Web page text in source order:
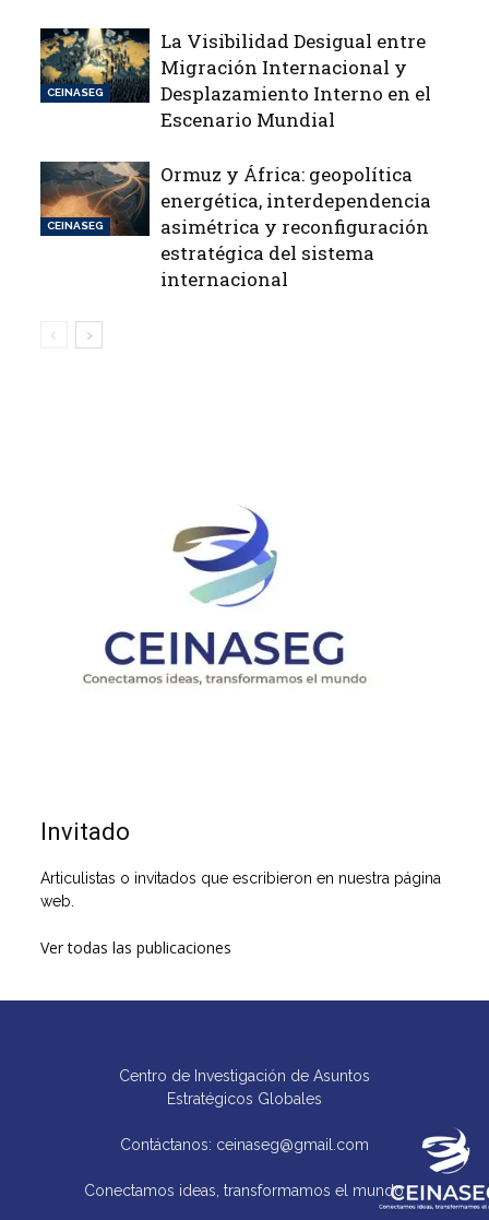
CEINASEG
La Visibilidad Desigual entre
Migración Internacional y
Desplazamiento Interno en el
Escenario Mundial
CEINASEG
Ormuz y África: geopolítica
energética, interdependencia
asimétrica y reconfiguración
estratégica del sistema
internacional
Invitado
Articulistas o invitados que escribieron en nuestra página
web.
Ver todas las publicaciones
Centro de Investigación de Asuntos
Estratégicos Globales
Contáctanos: ceinaseg@gmail.com
Conectamos ideas, transformamos el mundo